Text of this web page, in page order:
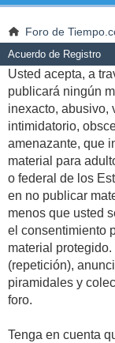
Foro de
Acuerdo de Registro
Usted acepta, a
publicará ningún
inexacto, abusivo,
intimidatorio,
amenazante, que
material para
o federal de los
en no publicar
menos que usted
el consentimiento
material
(repetición),
piramidales y
foro.
Tenga en cuenta